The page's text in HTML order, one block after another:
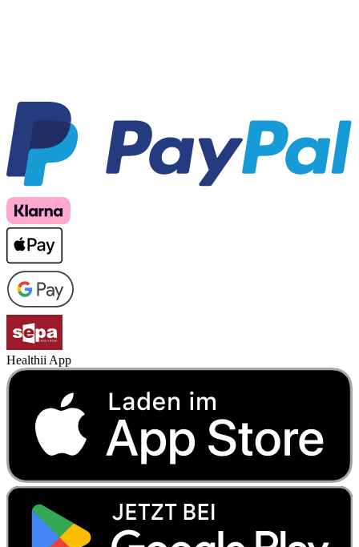
Healthii App